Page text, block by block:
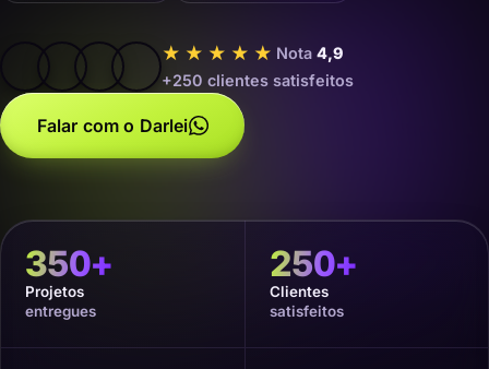
★★★★★ Nota 4,9
+250 clientes satisfeitos
Falar com o Darlei
350+
Projetos
entregues
250+
Clientes
satisfeitos